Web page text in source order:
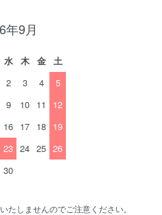
年9月
水 木 金
土
2 3 4
5
9 10 11
12
16 17 18 19
23 24 25 26
30
たしませんのでご注意ください。